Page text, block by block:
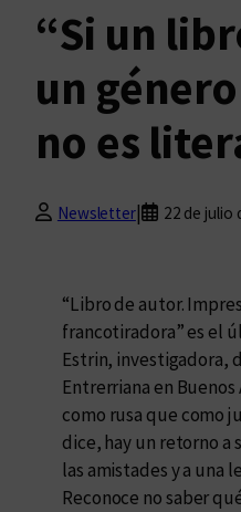
“Si un
un
no es
Newsletter| 22 de julio
“Libro de autor.
francotiradora” es el
Estrin, investigadora,
Entrerriana en Buenos
como rusa que como
dice, hay un retorno a
las amistades y a una
Reconoce no saber